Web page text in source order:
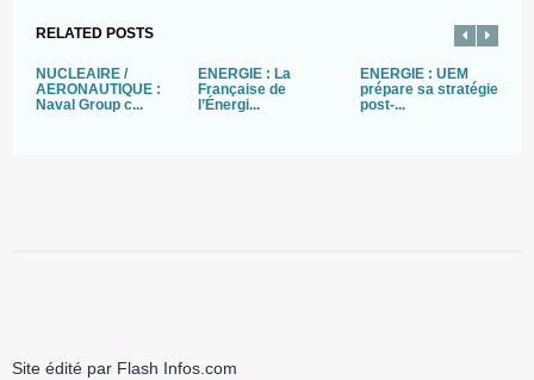
RELATED POSTS
NUCLEAIRE /
AERONAUTIQUE :
Naval Group c...
ÉNERGIE : La
Française de
l’Énergi...
ENERGIE : UEM
prépare sa stratégie
post-...
Site édité par Flash Infos.com